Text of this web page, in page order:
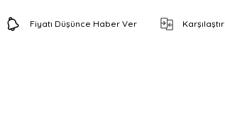
Fiyatı Düşünce Haber Ver Karşılaştır